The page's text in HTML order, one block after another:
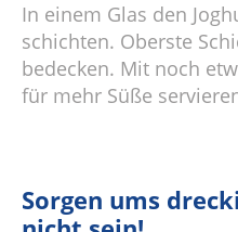
In einem Glas den
schichten. Oberste
bedecken. Mit noch
für mehr Süße
Sorgen ums